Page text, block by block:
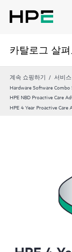
카탈로그 살펴
계속 쇼핑하기 서비
Hardware Software
HPE NBD Proactive Care
HPE 4 Year Proactive Care